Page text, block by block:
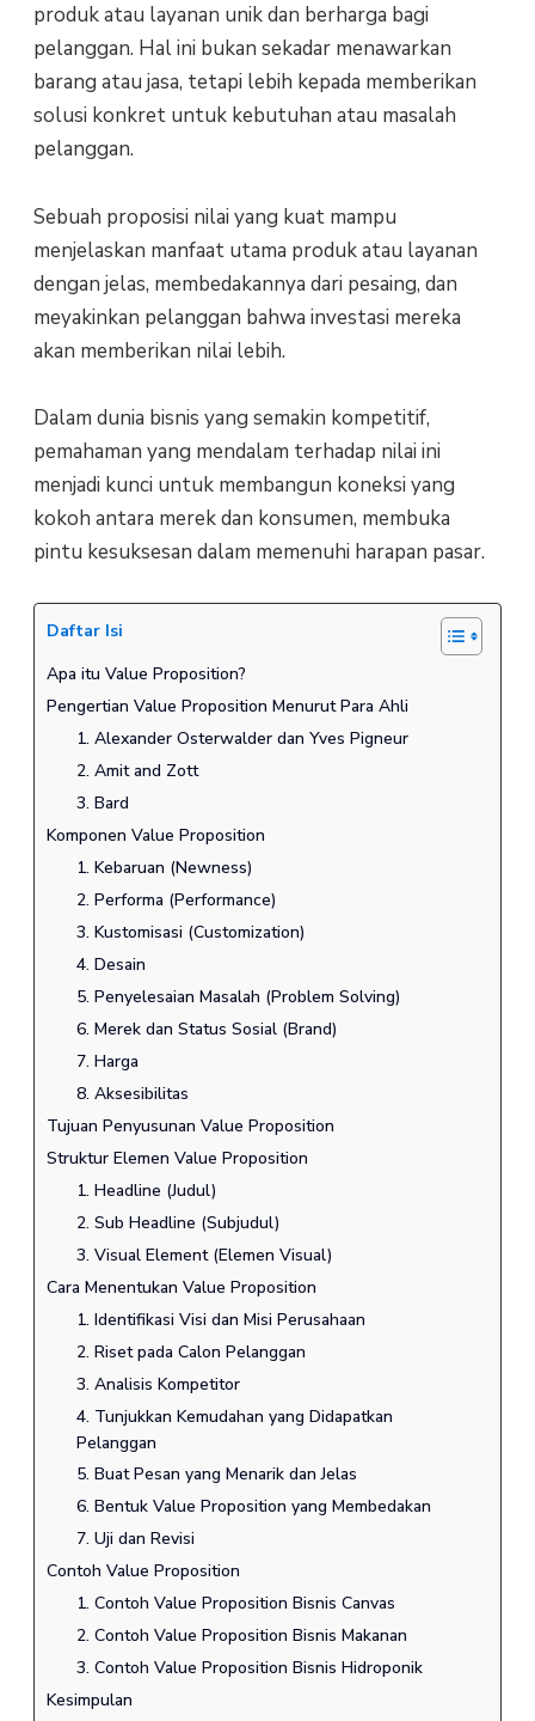
produk atau layanan unik dan berharga bagi
pelanggan. Hal ini bukan sekadar menawarkan
barang atau jasa, tetapi lebih kepada memberikan
solusi konkret untuk kebutuhan atau masalah
pelanggan.
Sebuah proposisi nilai yang kuat mampu
menjelaskan manfaat utama produk atau layanan
dengan jelas, membedakannya dari pesaing, dan
meyakinkan pelanggan bahwa investasi mereka
akan memberikan nilai lebih.
Dalam dunia bisnis yang semakin kompetitif,
pemahaman yang mendalam terhadap nilai ini
menjadi kunci untuk membangun koneksi yang
kokoh antara merek dan konsumen, membuka
pintu kesuksesan dalam memenuhi harapan pasar.
Daftar Isi
Apa itu Value Proposition?
Pengertian Value Proposition Menurut Para Ahli
1. Alexander Osterwalder dan Yves Pigneur
2. Amit and Zott
3. Bard
Komponen Value Proposition
1. Kebaruan (Newness)
2. Performa (Performance)
3. Kustomisasi (Customization)
4. Desain
5. Penyelesaian Masalah (Problem Solving)
6. Merek dan Status Sosial (Brand)
7. Harga
8. Aksesibilitas
Tujuan Penyusunan Value Proposition
Struktur Elemen Value Proposition
1. Headline (Judul)
2. Sub Headline (Subjudul)
3. Visual Element (Elemen Visual)
Cara Menentukan Value Proposition
1. Identifikasi Visi dan Misi Perusahaan
2. Riset pada Calon Pelanggan
3. Analisis Kompetitor
4. Tunjukkan Kemudahan yang Didapatkan
Pelanggan
5. Buat Pesan yang Menarik dan Jelas
6. Bentuk Value Proposition yang Membedakan
7. Uji dan Revisi
Contoh Value Proposition
1. Contoh Value Proposition Bisnis Canvas
2. Contoh Value Proposition Bisnis Makanan
3. Contoh Value Proposition Bisnis Hidroponik
Kesimpulan